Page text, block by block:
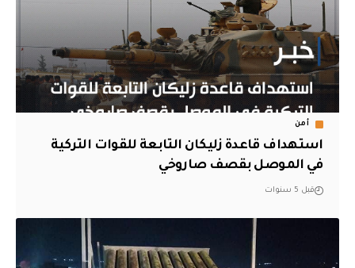
أمن
استهداف قاعدة زليكان التابعة للقوات التركية
في الموصل بقصف صاروخي
قبل 5 سنوات